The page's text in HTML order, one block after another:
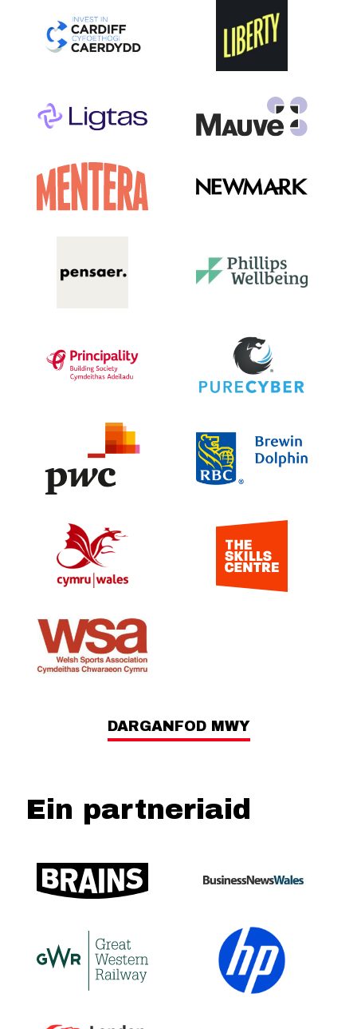
DARGANFOD MWY
Ein partneriaid